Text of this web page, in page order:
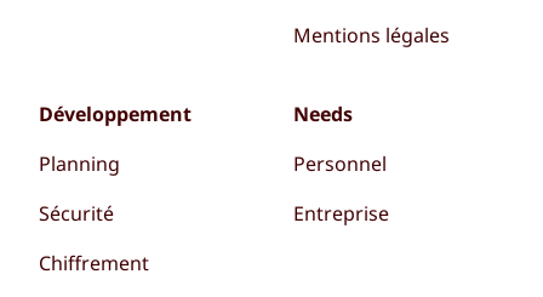
Mentions légales
Développement
Planning
Sécurité
Chiffrement
Needs
Personnel
Entreprise